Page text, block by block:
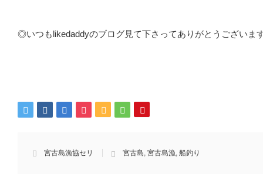
◎いつもlikedaddyのブログ見て下さってありがとうございま
宮古島漁協セリ 宮古島, 宮古島漁, 船釣り